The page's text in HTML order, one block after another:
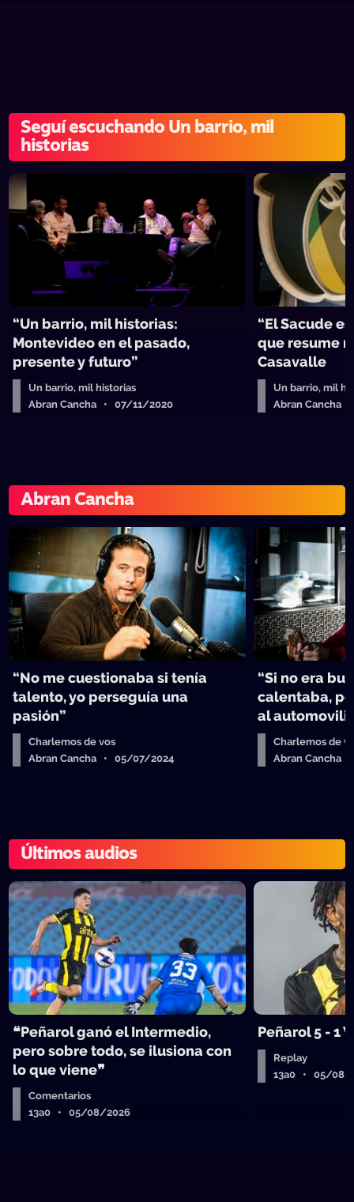
Seguí escuchando Un barrio, mil
historias
“Un barrio, mil historias:
Montevideo en el pasado,
presente y futuro”
Un barrio, mil historias
Abran Cancha • 07/11/2020
“El Sacude
que resume
Casavalle
Un barrio, mil
Abran Cancha
Abran Cancha
“No me cuestionaba si tenía
talento, yo perseguía una
pasión”
Charlemos de vos
Abran Cancha • 05/07/2024
“Si no era
calentaba,
al
Charlemos de
Abran Cancha
Últimos audios
❝Peñarol ganó el Intermedio,
pero sobre todo, se ilusiona con
lo que viene❞
Comentarios
13a0 • 05/08/2026
Peñarol 5 - 1
Replay
13a0 • 05/08/